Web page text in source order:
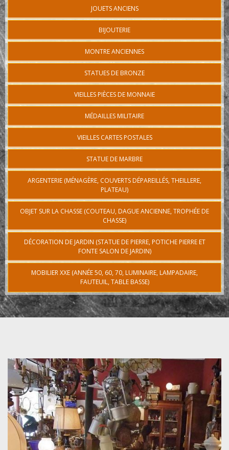
JOUETS ANCIENS
BIJOUTERIE
MONTRE ANCIENNES
STATUES DE BRONZE
VIEILLES PIÈCES DE MONNAIE
MÉDAILLES MILITAIRE
VIEILLES CARTES POSTALES
STATUE DE MARBRE
ARGENTERIE (MÉNAGÈRE, COUVERTS DÉPAREILLÉS, THEILLERE,
PLATEAU)
OBJET SUR LA CHASSE (COUTEAU, DAGUE ANCIENNE, TROPHÉE DE
CHASSE)
DÉCORATION DE JARDIN (STATUE DE PIERRE, POTICHE PIERRE ET
FONTE SALON DE JARDIN)
MOBILIER XXE (ANNÉE 50, 60, 70, LUMINAIRE, LAMPADAIRE,
FAUTEUIL, TABLE BASSE)